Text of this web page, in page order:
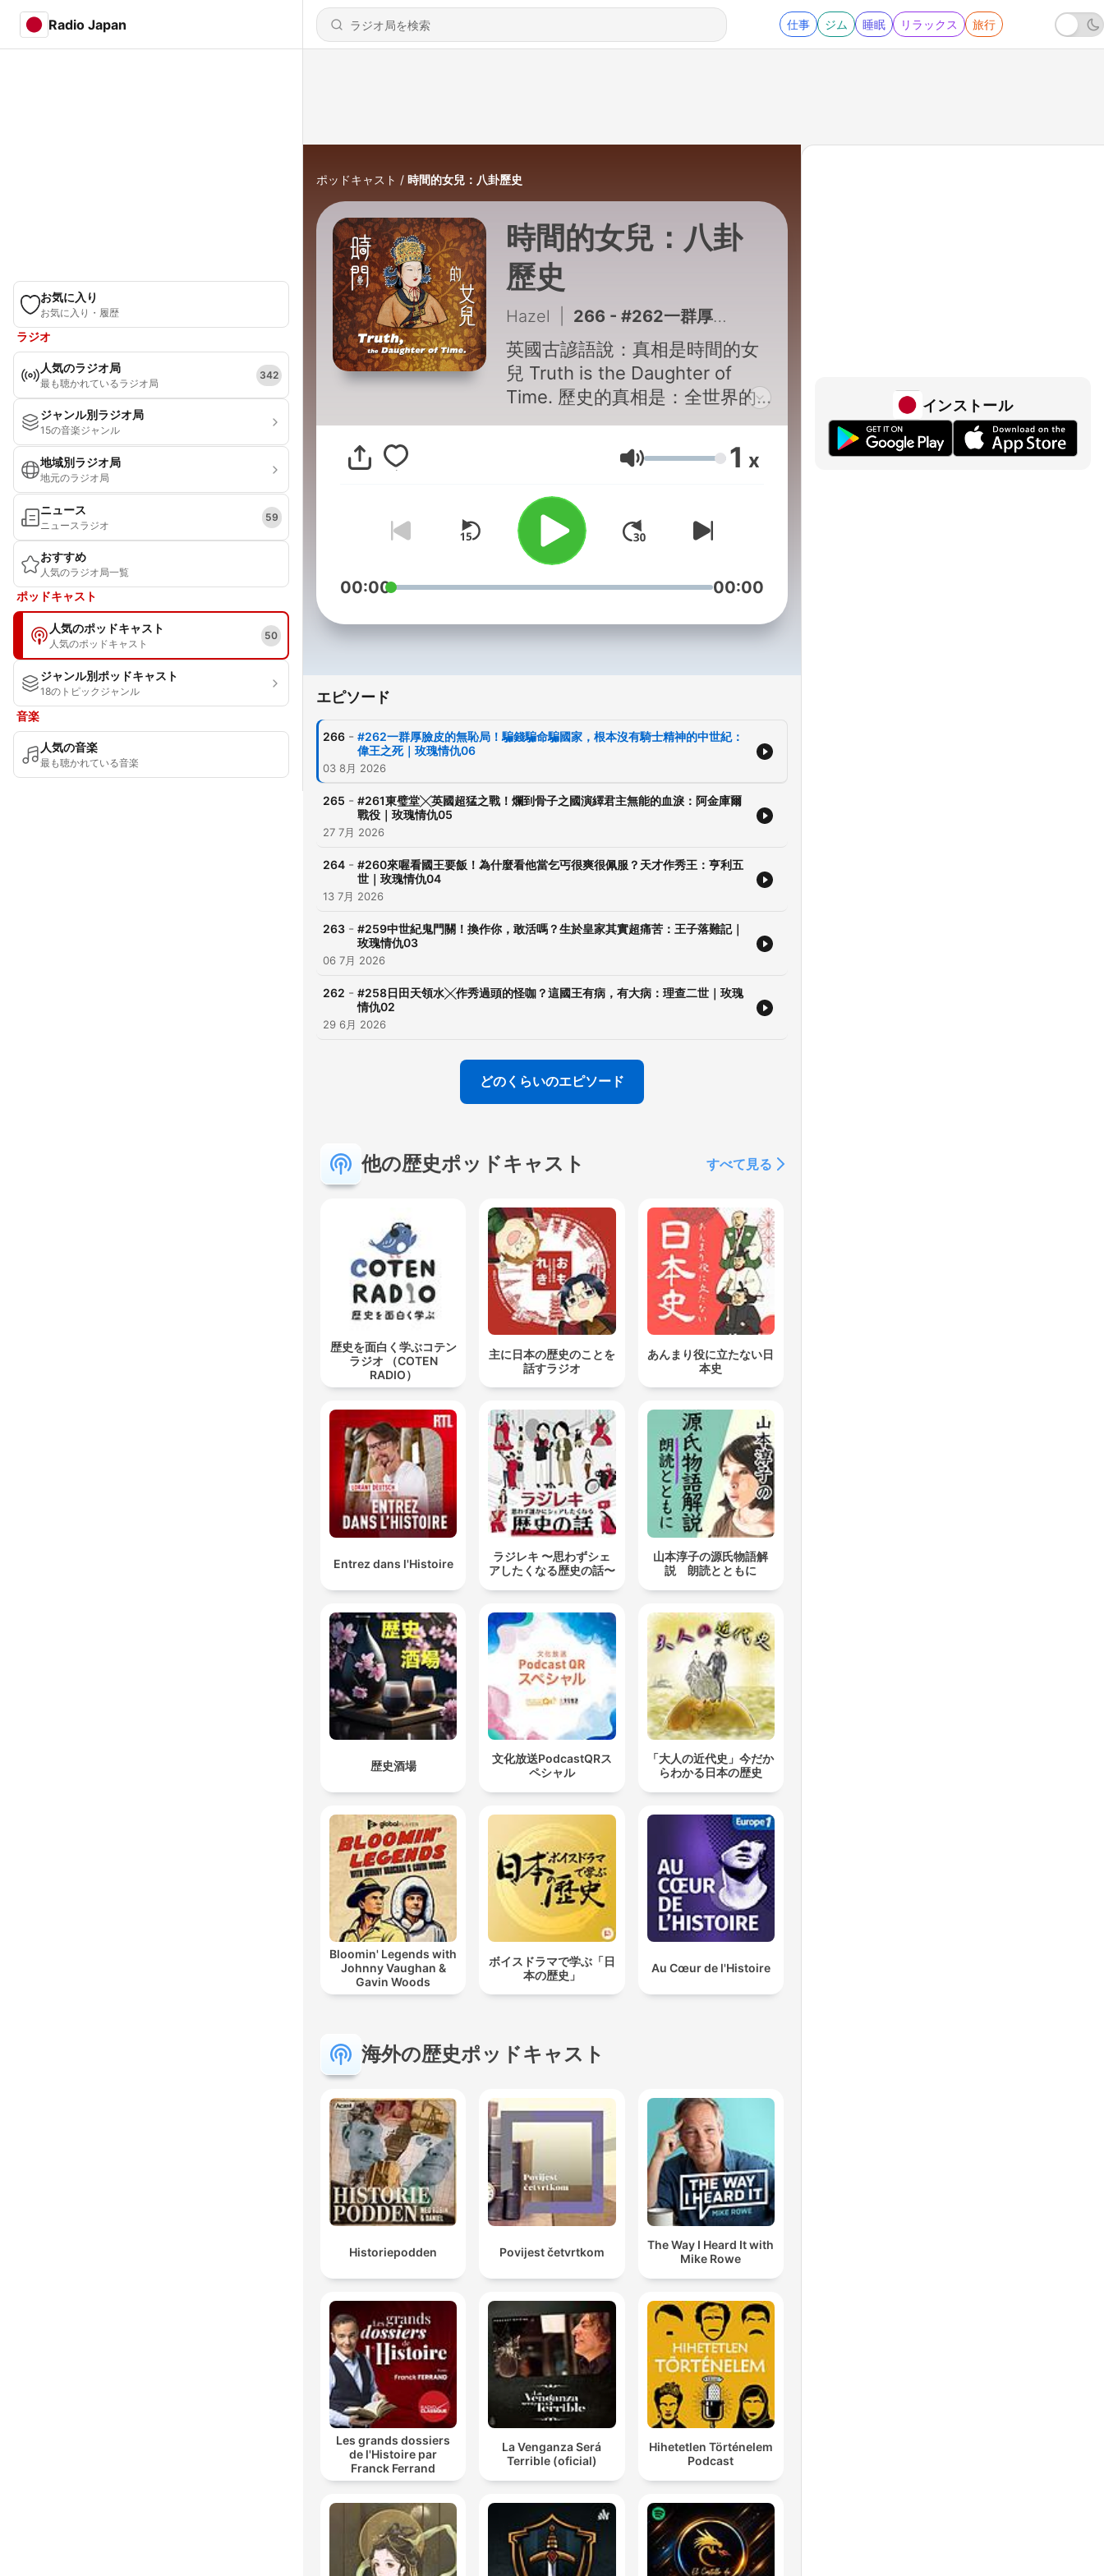
Radio Japan 仕事 ジム 睡眠 リラックス 旅行
お気に入り
お気に入り・履歴
ラジオ
人気のラジオ局
最も聴かれているラジオ局
342
ジャンル別ラジオ局
15の音楽ジャンル
地域別ラジオ局
地元のラジオ局
ニュース
ニュースラジオ
59
おすすめ
人気のラジオ局一覧
ポッドキャスト
人気のポッドキャスト
人気のポッドキャスト
50
ジャンル別ポッドキャスト
18のトピックジャンル
音楽
人気の音楽
最も聴かれている音楽
ポッドキャスト 時間的女兒：八卦歷史
時間的女兒：八卦
歷史
Hazel 266 - #262一群厚臉皮的無恥局！騙錢騙命騙國家，根本沒有騎士精神的中世紀：偉王之死｜玫瑰情仇06
英國古諺語說：真相是時間的女
兒 Truth is the Daughter of
Time. 歷史的真相是：全世界的
古人原來都多姿多彩！ 整個中世
紀歐洲，貴族都用體垢保養？ 英
國夫妻離個婚，差點搞到全國暴
動？ 埃及法老娶皇后，姊妹女兒
都是對象？ 歐洲國王沒小三，居
然破壞國家安全？ 法國王后生孩
子，成了公開表演節目？ 別笑古
人日子悶，其實人家超會玩～ 原
嗨！ 歡迎來和Hazel一起聽八
茶，讓她繼續說故事（贊助）：
商業合作請聯繫：
https://www.facebook.com/HazelsDoT
音量 1 x
00:00 00:00
エピソード
266 - #262一群厚臉皮的無恥局！騙錢騙命騙國家，根本沒有騎士精神的中世紀：
偉王之死｜玫瑰情仇06
03 8月 2026
265 - #261東璧堂╳英國超猛之戰！爛到骨子之國演繹君主無能的血淚：阿金庫爾
戰役｜玫瑰情仇05
27 7月 2026
264 - #260來喔看國王要飯！為什麼看他當乞丐很爽很佩服？天才作秀王：亨利五
世｜玫瑰情仇04
13 7月 2026
263 - #259中世紀鬼門關！換作你，敢活嗎？生於皇家其實超痛苦：王子落難記｜
玫瑰情仇03
06 7月 2026
262 - #258日田天領水╳作秀過頭的怪咖？這國王有病，有大病：理查二世｜玫瑰
情仇02
29 6月 2026
どのくらいのエピソード
他の歴史ポッドキャスト すべて見る
歴史を面白く学ぶコテン
ラジオ （COTEN
RADIO）
主に日本の歴史のことを
話すラジオ
あんまり役に立たない日
本史
Entrez dans l'Histoire
ラジレキ 〜思わずシェ
アしたくなる歴史の話〜
山本淳子の源氏物語解
説 朗読とともに
歴史酒場
文化放送PodcastQRス
ペシャル
「大人の近代史」今だか
らわかる日本の歴史
Bloomin' Legends with
Johnny Vaughan &
Gavin Woods
ボイスドラマで学ぶ「日
本の歴史」
Au Cœur de l'Histoire
海外の歴史ポッドキャスト
Historiepodden Povijest četvrtkom
The Way I Heard It with
Mike Rowe
Les grands dossiers
de l'Histoire par
Franck Ferrand
La Venganza Será
Terrible (oficial)
Hihetetlen Történelem
Podcast
インストール